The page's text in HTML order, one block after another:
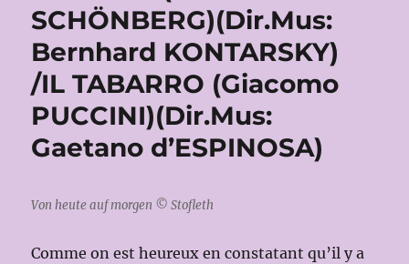
SCHÖNBERG)(Dir.Mus:
Bernhard KONTARSKY)
/IL TABARRO (Giacomo
PUCCINI)(Dir.Mus:
Gaetano d’ESPINOSA)
Von heute auf morgen © Stofleth
Comme on est heureux en constatant qu’il y a